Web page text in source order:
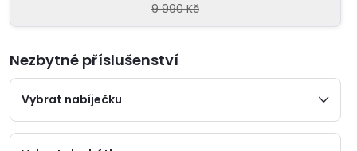
9 990 Kč
Nezbytné příslušenství
Vybrat nabíječku